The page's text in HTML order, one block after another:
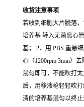
收货注意事项
若收到细胞大片脱落
培养基 转入无菌离心
基； 2、用 PBS 重悬
心（1200rpm 3min）
混匀即可，不能吹打
后，用移液枪轻轻吹
清的培养基混匀以终止